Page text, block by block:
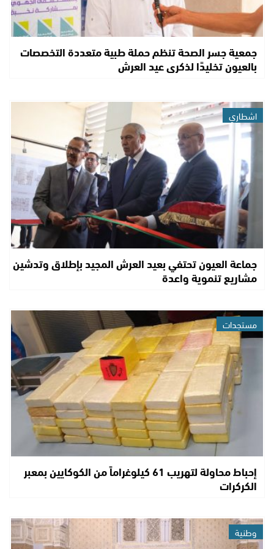
جمعية جسر الصحة تنظم حملة طبية متعددة التخصصات
بالعيون تخليدًا لذكرى عيد العرش
اشطاري
جماعة العيون تحتفي بعيد العرش المجيد بإطلاق وتدشين
مشاريع تنموية واعدة
مستجدات
إحباط محاولة لتهريب 61 كيلوغراماً من الكوكايين بمعبر
الكركرات
وطنية